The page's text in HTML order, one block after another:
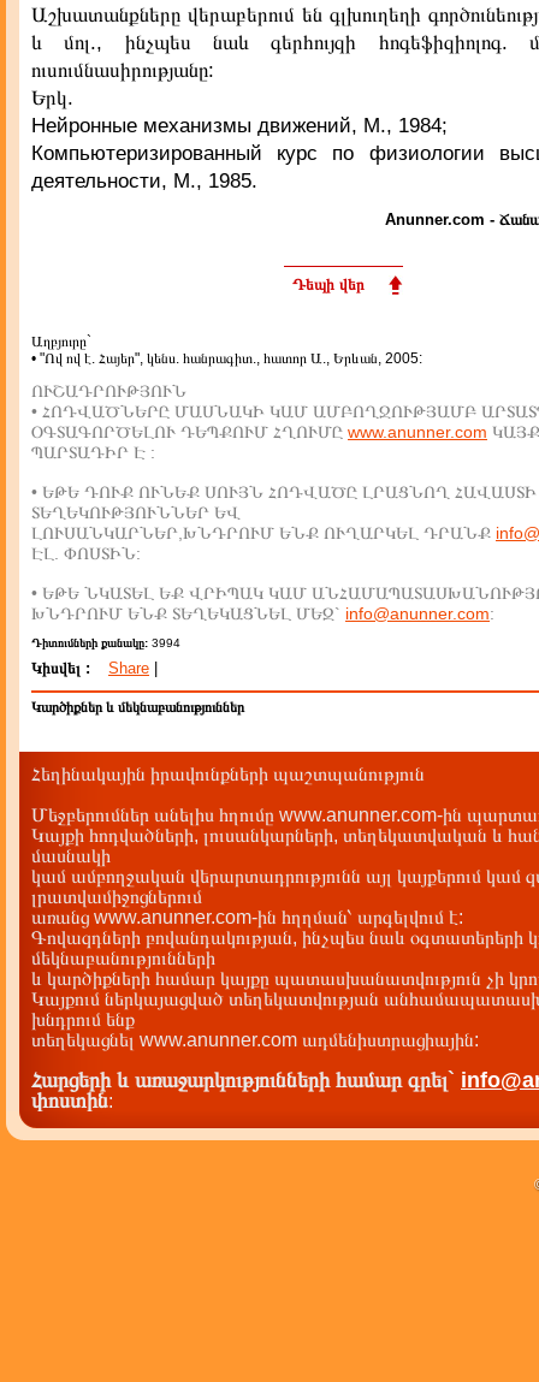
Աշխատանքները վերաբերում են գլխուղեղի
և մոլ., ինչպես նաև գերհույզի հոգեֆիզիոլոգ.
ուսումնասիրությանը:
Երկ.
Нейронные механизмы движений, М., 1984;
Компьютеризированный курс по физиологии
деятельности, М., 1985.
Anunner.com -
Դեպի վեր
Աղբյուրը`
• "Ով ով է. Հայեր", կենս. հանրագիտ., հատոր Ա., Երևան, 2005:
ՈՒՇԱԴՐՈՒԹՅՈՒՆ
• ՀՈԴՎԱԾՆԵՐԸ ՄԱՍՆԱԿԻ ԿԱՄ ԱՄԲՈՂՋՈՒԹՅԱՄԲ
ՕԳՏԱԳՈՐԾԵԼՈՒ ԴԵՊՔՈՒՄ ՀՂՈՒՄԸ www.anunner.com
ՊԱՐՏԱԴԻՐ Է :
• ԵԹԵ ԴՈՒՔ ՈՒՆԵՔ ՍՈՒՅՆ ՀՈԴՎԱԾԸ ԼՐԱՑՆՈՂ ՀԱՎԱՍՏԻ
ՏԵՂԵԿՈՒԹՅՈՒՆՆԵՐ ԵՎ
ԼՈՒՍԱՆԿԱՐՆԵՐ,ԽՆԴՐՈՒՄ ԵՆՔ ՈՒՂԱՐԿԵԼ ԴՐԱՆՔ
ԷԼ. ՓՈՍՏԻՆ:
• ԵԹԵ ՆԿԱՏԵԼ ԵՔ ՎՐԻՊԱԿ ԿԱՄ
ԽՆԴՐՈՒՄ ԵՆՔ ՏԵՂԵԿԱՑՆԵԼ ՄԵԶ` info@anunner.com:
Դիտումների քանակը: 3994
Կիսվել : Share
Կարծիքներ և մեկնաբանություններ
Հեղինակային իրավունքների պաշտպանություն
Մեջբերումներ անելիս հղումը www.anunner.com-ին
Կայքի հոդվածների, լուսանկարների, տեղեկատվական և
մասնակի
կամ ամբողջական վերարտադրությունն այլ կայքերում կամ
լրատվամիջոցներում
առանց www.anunner.com-ին հղղման՝ արգելվում է:
Գովազդների բովանդակության, ինչպես նաև օգտատերերի
մեկնաբանությունների
և կարծիքների համար կայքը պատասխանատվություն չի
Կայքում ներկայացված տեղեկատվության
խնդրում ենք
տեղեկացնել www.anunner.com ադմենիստրացիային:
Հարցերի և առաջարկությունների համար գրել`
փոստին: